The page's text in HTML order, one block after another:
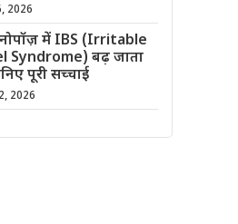
2026
में IBS (Irritable
Syndrome) बढ़ जाता
पूरी सच्चाई
2026